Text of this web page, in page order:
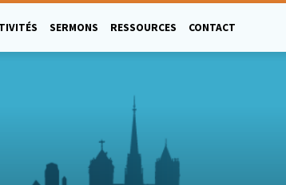
SERMONS RESSOURCES CONTACT